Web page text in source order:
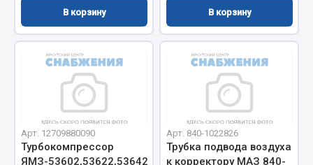
Коробка передач
Рулевое управление
Весь раздел
Запчасти HOWO
В корзину В корзину
Арт. 12709880090
Турбокомпрессор
ЯМЗ-53602,53622,53642
Арт. 840-1022826
Трубка подвода воздуха
к корректору МАЗ 840-